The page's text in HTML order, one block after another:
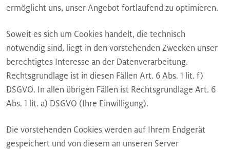
ermöglicht uns, unser Angebot fortlaufend zu optimieren.
Soweit es sich um Cookies handelt, die technisch
notwendig sind, liegt in den vorstehenden Zwecken unser
berechtigtes Interesse an der Datenverarbeitung.
Rechtsgrundlage ist in diesen Fällen Art. 6 Abs. 1 lit. f)
DSGVO. In allen übrigen Fällen ist Rechtsgrundlage Art. 6
Abs. 1 lit. a) DSGVO (Ihre Einwilligung).
Die vorstehenden Cookies werden auf Ihrem Endgerät
gespeichert und von diesem an unseren Server